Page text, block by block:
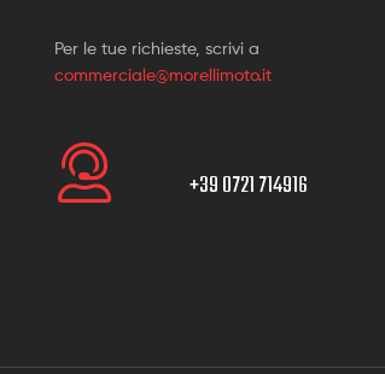
Per le tue richieste, scrivi a
commerciale@morellimoto.it
+39 0721 714916